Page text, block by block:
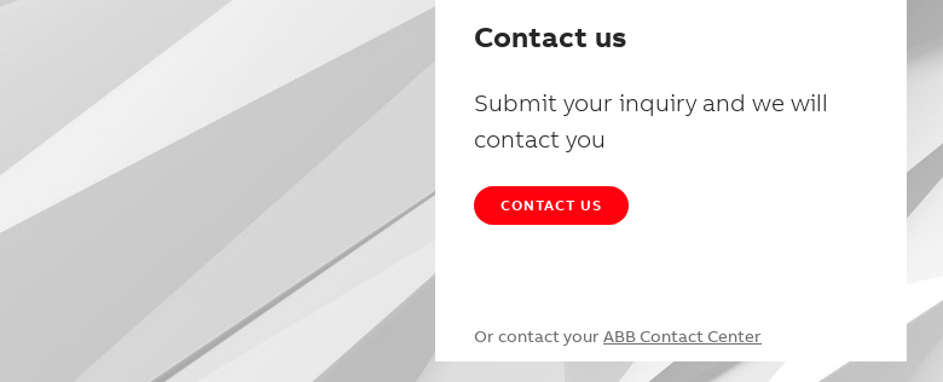
Contact us
Submit your inquiry and we will
contact you
CONTACT US
Or contact your ABB Contact Center